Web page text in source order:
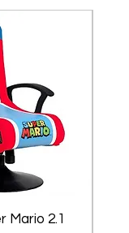
Mario 2.1